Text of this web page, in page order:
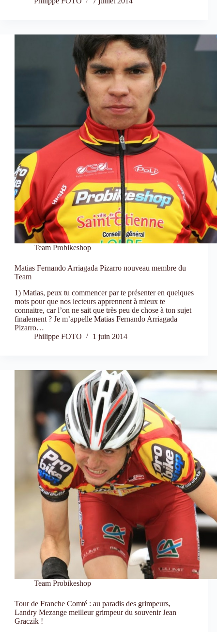
Team Probikeshop
Matias Fernando Arriagada Pizarro nouveau membre du
Team
1) Matias, peux tu commencer par te présenter en quelques
mots pour que nos lecteurs apprennent à mieux te
connaitre, car l’on ne sait que très peu de chose à ton sujet
finalement ? Je m’appelle Matias Fernando Arriagada
Pizarro…
Philippe FOTO
1 juin 2014
Team Probikeshop
Tour de Franche Comté : au paradis des grimpeurs,
Landry Mezange meilleur grimpeur du souvenir Jean
Graczik !